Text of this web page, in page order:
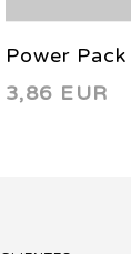
Power
3,86 EUR